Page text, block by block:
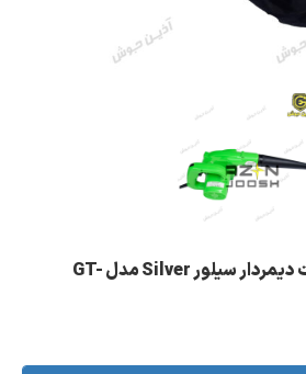
بلوور (دمنده) 650 وات دیمردار سیلور Silver مدل GT-